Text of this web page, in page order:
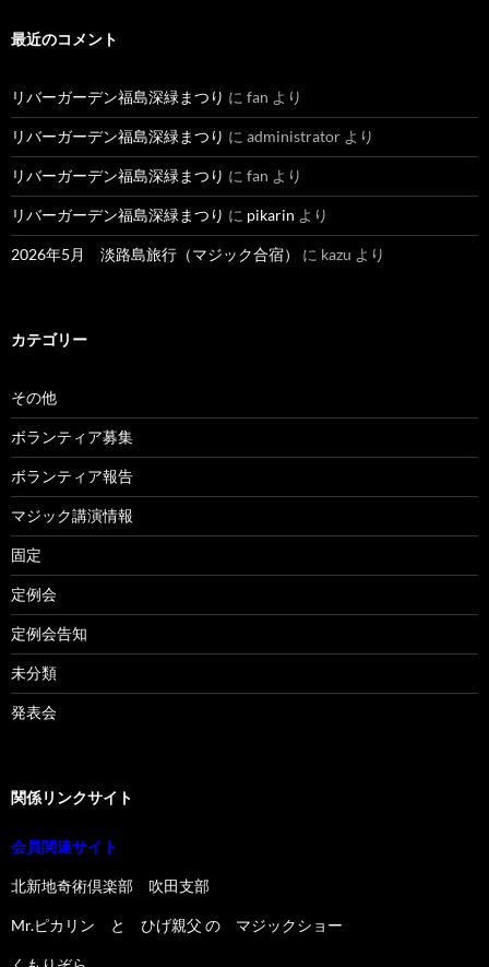
最近のコメント
リバーガーデン福島深緑まつり に fan より
リバーガーデン福島深緑まつり に administrator より
リバーガーデン福島深緑まつり に fan より
リバーガーデン福島深緑まつり に pikarin より
2026年5月 淡路島旅行（マジック合宿） に kazu より
カテゴリー
その他
ボランティア募集
ボランティア報告
マジック講演情報
固定
定例会
定例会告知
未分類
発表会
関係リンクサイト
会員関連サイト
北新地奇術倶楽部 吹田支部
Mr.ピカリン と ひげ親父 の マジックショー